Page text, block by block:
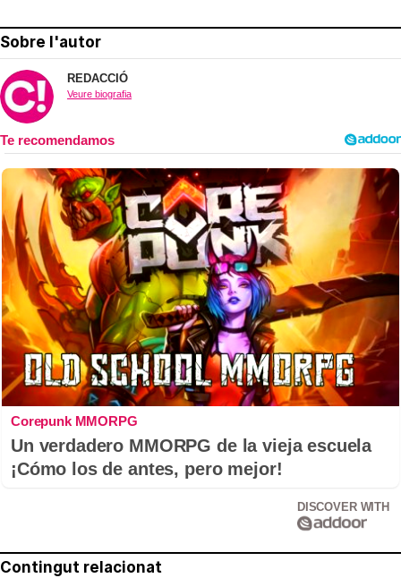
Sobre l'autor
REDACCIÓ
Veure biografia
Corepunk MMORPG
Un verdadero MMORPG de la vieja escuela
¡Cómo los de antes, pero mejor!
DISCOVER WITH
Contingut relacionat